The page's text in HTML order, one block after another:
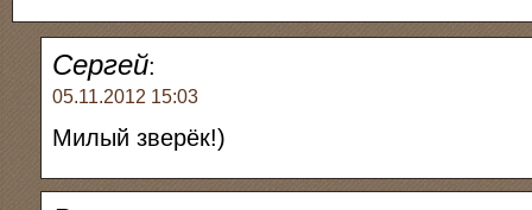
Сергей:
05.11.2012 15:03
Милый зверёк!)